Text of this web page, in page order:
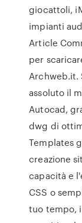
giocattoli,
impianti
Article
per
Archweb.it.
assoluto il
Autocad,
dwg di
Templates
creazione
capacità e
CSS o
tuo tempo,